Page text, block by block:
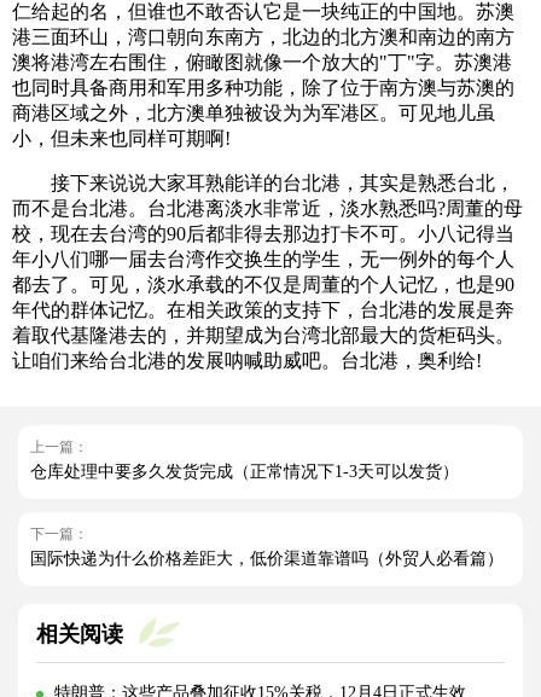
仁给起的名，但谁也不敢否认它是一块纯正的中国地。苏澳
港三面环山，湾口朝向东南方，北边的北方澳和南边的南方
澳将港湾左右围住，俯瞰图就像一个放大的"丁"字。苏澳港
也同时具备商用和军用多种功能，除了位于南方澳与苏澳的
商港区域之外，北方澳单独被设为为军港区。可见地儿虽
小，但未来也同样可期啊!
接下来说说大家耳熟能详的台北港，其实是熟悉台北，
而不是台北港。台北港离淡水非常近，淡水熟悉吗?周董的母
校，现在去台湾的90后都非得去那边打卡不可。小八记得当
年小八们哪一届去台湾作交换生的学生，无一例外的每个人
都去了。可见，淡水承载的不仅是周董的个人记忆，也是90
年代的群体记忆。在相关政策的支持下，台北港的发展是奔
着取代基隆港去的，并期望成为台湾北部最大的货柜码头。
让咱们来给台北港的发展呐喊助威吧。台北港，奥利给!
上一篇：
仓库处理中要多久发货完成（正常情况下1-3天可以发货）
下一篇：
国际快递为什么价格差距大，低价渠道靠谱吗（外贸人必看篇）
相关阅读
特朗普：这些产品叠加征收15%关税，12月4日正式生效